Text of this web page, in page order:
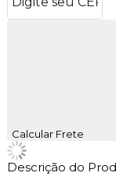
Calcular Frete
Descrição do